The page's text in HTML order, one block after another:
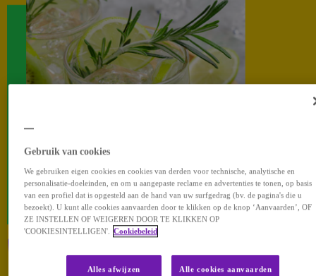
INGREDIËNTEN / 4 PERSONEN
Gebruik van cookies
We gebruiken eigen cookies en cookies van derden voor technische, analytische en
personalisatie-doeleinden, en om u aangepaste reclame en advertenties te tonen, op basis
van een profiel dat is opgesteld aan de hand van uw surfgedrag (bv. de pagina's die u
bezoekt). U kunt alle cookies aanvaarden door te klikken op de knop ‘Aanvaarden’, OF
ZE INSTELLEN OF WEIGEREN DOOR TE KLIKKEN OP
'COOKIESINTELLIGEN'. Cookiebeleid
Alles afwijzen Alle cookies aanvaarden